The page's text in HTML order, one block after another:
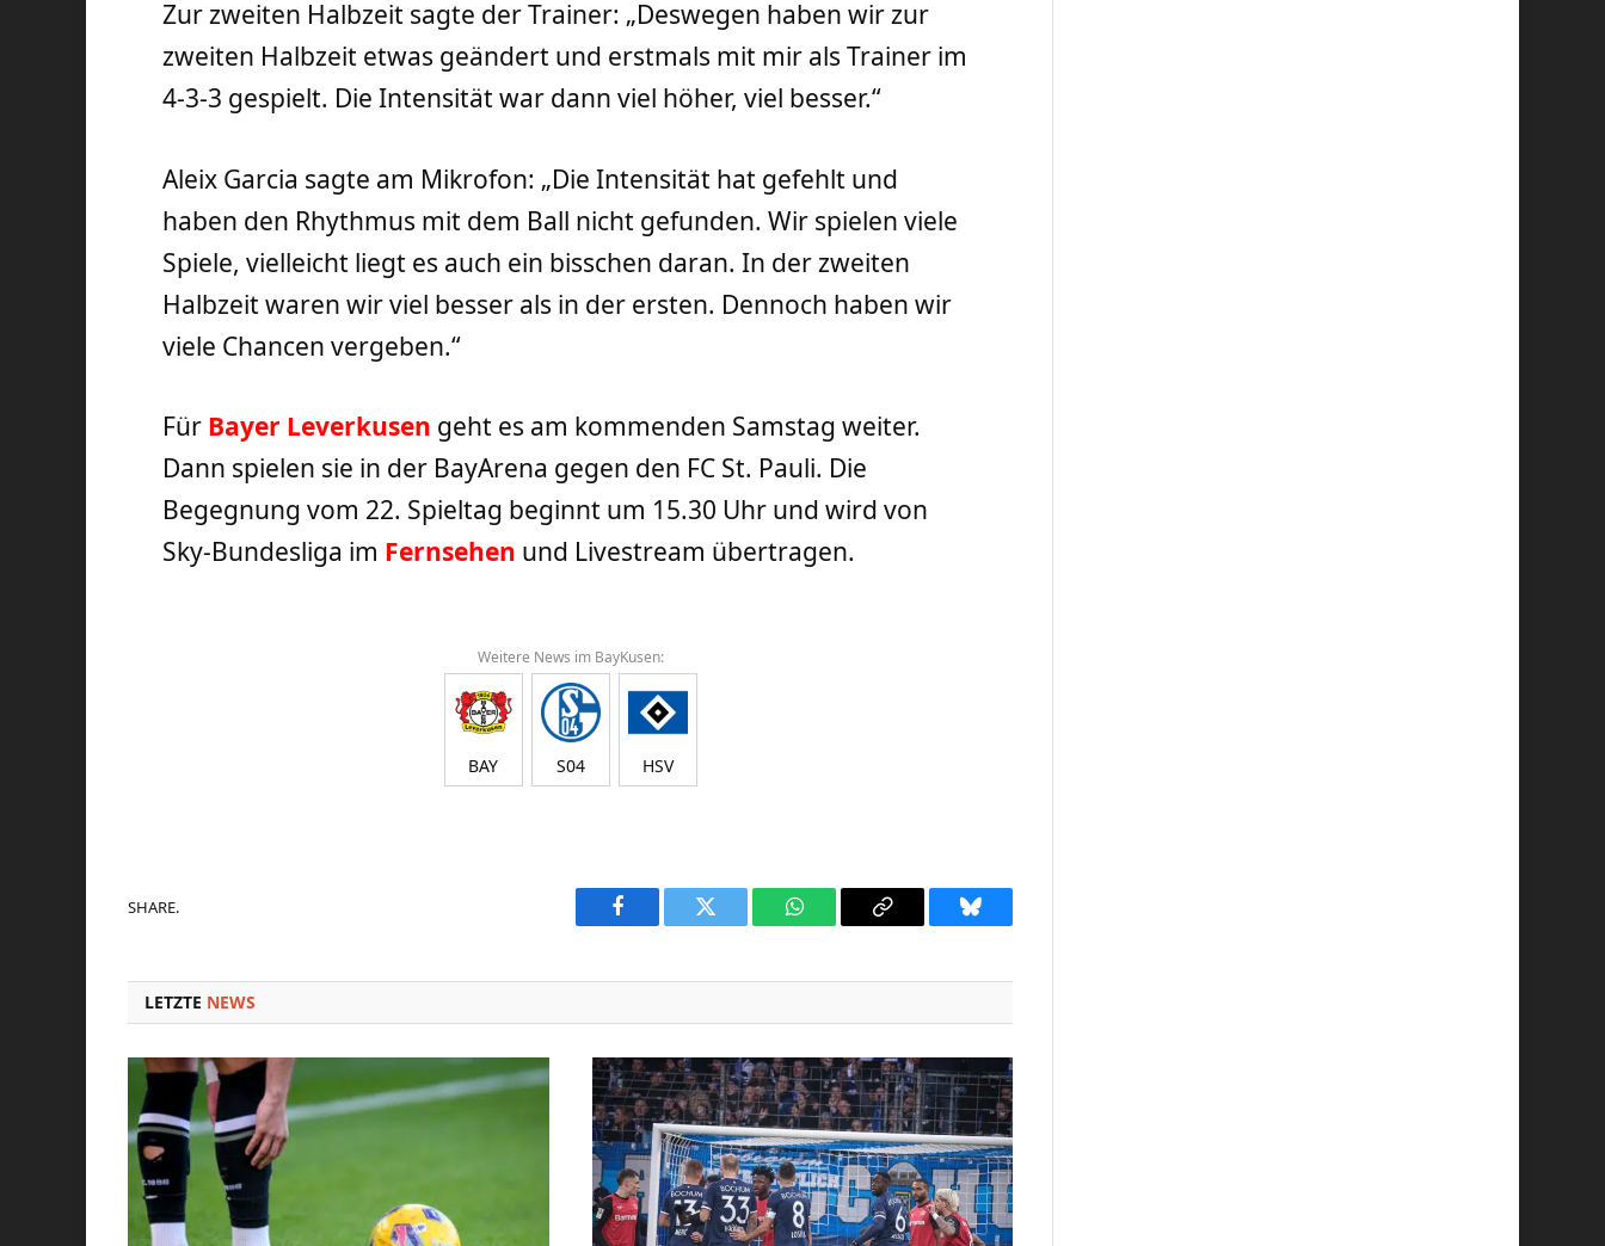
Zur zweiten Halbzeit sagte der Trainer: „Deswegen haben wir zur
zweiten Halbzeit etwas geändert und erstmals mit mir als Trainer im
4-3-3 gespielt. Die Intensität war dann viel höher, viel besser.“
Aleix Garcia sagte am Mikrofon: „Die Intensität hat gefehlt und
haben den Rhythmus mit dem Ball nicht gefunden. Wir spielen viele
Spiele, vielleicht liegt es auch ein bisschen daran. In der zweiten
Halbzeit waren wir viel besser als in der ersten. Dennoch haben wir
viele Chancen vergeben.“
Für Bayer Leverkusen geht es am kommenden Samstag weiter.
Dann spielen sie in der BayArena gegen den FC St. Pauli. Die
Begegnung vom 22. Spieltag beginnt um 15.30 Uhr und wird von
Sky-Bundesliga im Fernsehen und Livestream übertragen.
Weitere News im BayKusen:
BAY S04 HSV
SHARE.
Facebook Twitter WhatsAppCopy
Bluesky
LETZTE NEWS